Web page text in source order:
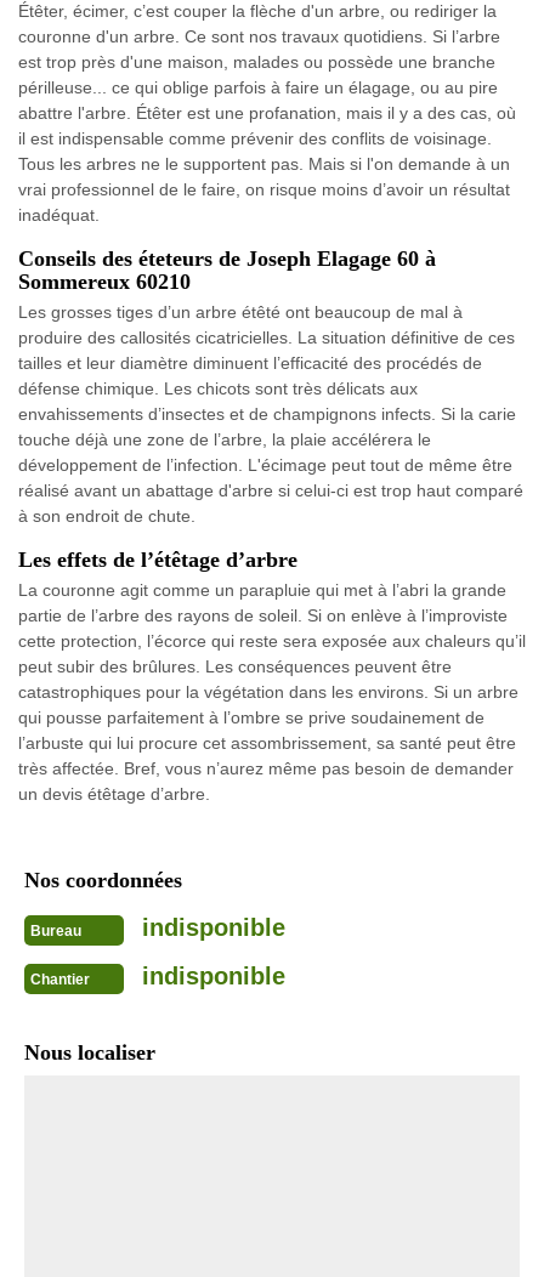
Étêter, écimer, c’est couper la flèche d'un arbre, ou rediriger la
couronne d'un arbre. Ce sont nos travaux quotidiens. Si l’arbre
est trop près d'une maison, malades ou possède une branche
périlleuse... ce qui oblige parfois à faire un élagage, ou au pire
abattre l'arbre. Étêter est une profanation, mais il y a des cas, où
il est indispensable comme prévenir des conflits de voisinage.
Tous les arbres ne le supportent pas. Mais si l'on demande à un
vrai professionnel de le faire, on risque moins d’avoir un résultat
inadéquat.
Conseils des éteteurs de Joseph Elagage 60 à
Sommereux 60210
Les grosses tiges d’un arbre étêté ont beaucoup de mal à
produire des callosités cicatricielles. La situation définitive de ces
tailles et leur diamètre diminuent l’efficacité des procédés de
défense chimique. Les chicots sont très délicats aux
envahissements d’insectes et de champignons infects. Si la carie
touche déjà une zone de l’arbre, la plaie accélérera le
développement de l’infection. L'écimage peut tout de même être
réalisé avant un abattage d'arbre si celui-ci est trop haut comparé
à son endroit de chute.
Les effets de l’étêtage d’arbre
La couronne agit comme un parapluie qui met à l’abri la grande
partie de l’arbre des rayons de soleil. Si on enlève à l’improviste
cette protection, l’écorce qui reste sera exposée aux chaleurs qu’il
peut subir des brûlures. Les conséquences peuvent être
catastrophiques pour la végétation dans les environs. Si un arbre
qui pousse parfaitement à l’ombre se prive soudainement de
l’arbuste qui lui procure cet assombrissement, sa santé peut être
très affectée. Bref, vous n’aurez même pas besoin de demander
un devis étêtage d’arbre.
Nos coordonnées
Bureau indisponible
Chantier indisponible
Nous localiser